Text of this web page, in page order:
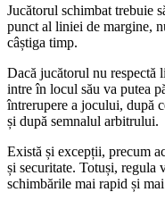
Jucătorul schimbat trebuie
punct al liniei de margine,
câștiga timp.
Dacă jucătorul nu respectă
intre în locul său va putea
întrerupere a jocului, după
și după semnalul arbitrului.
Există și excepții, precum
și securitate. Totuși, regula
schimbările mai rapid și